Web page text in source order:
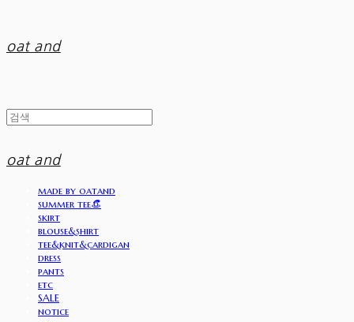
oat and
oat and
made by oatand
summer tee👒
skirt
blouse&shirt
tee&knit&cardigan
dress
pants
etc
SALE
notice